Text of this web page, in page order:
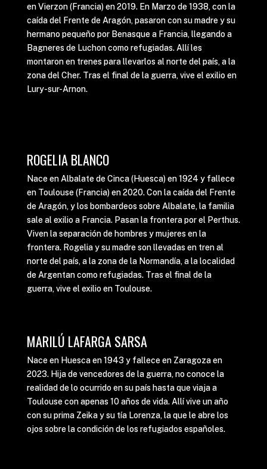
en Vierzon (Francia) en 2019. En Marzo de 1938, con la
caída del Frente de Aragón, pasaron con su madre y su
hermano pequeño por Benasque a Francia, llegando a
Bagneres de Luchon como refugiadas. Allí les
montaron en trenes para llevarlos al norte del país, a la
zona del Cher. Tras el final de la guerra, vive el exilio en
Lury-sur-Arnon.
ROGELIA BLANCO
Nace en Albalate de Cinca (Huesca) en 1924 y fallece
en Toulouse (Francia) en 2020. Con la caída del Frente
de Aragón, y los bombardeos sobre Albalate, la familia
sale al exilio a Francia. Pasan la frontera por el Perthus.
Viven la separación de hombres y mujeres en la
frontera. Rogelia y su madre son llevadas en tren al
norte del país, a la zona de la Normandía, a la localidad
de Argentan como refugiadas. Tras el final de la
guerra, vive el exilio en Toulouse.
MARILÚ LAFARGA SARSA
Nace en Huesca en 1943 y fallece en Zaragoza en
2023. Hija de vencedores de la guerra, no conoce la
realidad de lo ocurrido en su país hasta que viaja a
Toulouse con apenas 10 años de vida. Allí vive un año
con su prima Zeika y su tía Lorenza, la que le abre los
ojos sobre la condición de los refugiados españoles.